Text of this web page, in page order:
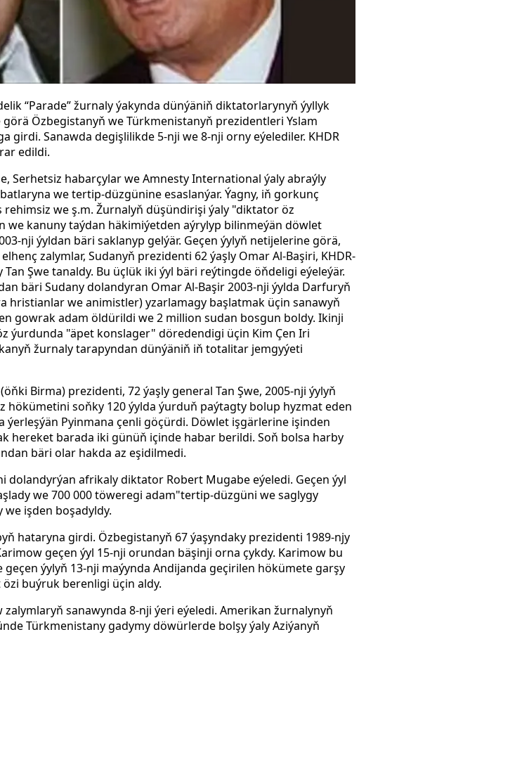
“Parade” žurnaly ýakynda dünýäniň diktatorlarynyň ýyllyk
Özbegistanyň we Türkmenistanyň prezidentleri Yslam
girdi. Sanawda degişlilikde 5-nji we 8-nji orny eýelediler. KHDR
edildi.
Serhetsiz habarçylar we Amnesty International ýaly abraýly
we tertip-düzgünine esaslanýar. Ýagny, iň gorkunç
we ş.m. Žurnalyň düşündirişi ýaly "diktator öz
we kanuny taýdan häkimiýetden aýrylyp bilinmeýän döwlet
nji ýyldan bäri saklanyp gelýär. Geçen ýylyň netijelerine görä,
zalymlar, Sudanyň prezidenti 62 ýaşly Omar Al-Başiri, KHDR-
Şwe tanaldy. Bu üçlük iki ýyl bäri reýtingde öňdeligi eýeleýär.
bäri Sudany dolandyran Omar Al-Başir 2003-nji ýylda Darfuryň
hristianlar we animistler) yzarlamagy başlatmak üçin sanawyň
gowrak adam öldürildi we 2 million sudan bosgun boldy. Ikinji
ýurdunda "äpet konslager" döredendigi üçin Kim Çen Iri
žurnaly tarapyndan dünýäniň iň totalitar jemgyýeti
Birma) prezidenti, 72 ýaşly general Tan Şwe, 2005-nji ýylyň
hökümetini soňky 120 ýylda ýurduň paýtagty bolup hyzmat eden
Pyinmana çenli göçürdi. Döwlet işgärlerine işinden
hereket barada iki günüň içinde habar berildi. Soň bolsa harby
bäri olar hakda az eşidilmedi.
dolandyrýan afrikaly diktator Robert Mugabe eýeledi. Geçen ýyl
we 700000 töweregi adam"tertip-düzgüni we saglygy
işden boşadyldy.
hataryna girdi. Özbegistanyň 67 ýaşyndaky prezidenti 1989-njy
geçen ýyl 15-nji orundan bäşinji orna çykdy. Karimow bu
ýylyň 13-nji maýynda Andijanda geçirilen hökümete garşy
buýruk berenligi üçin aldy.
sanawynda 8-nji ýeri eýeledi. Amerikan žurnalynyň
Türkmenistany gadymy döwürlerde bolşy ýaly Aziýanyň